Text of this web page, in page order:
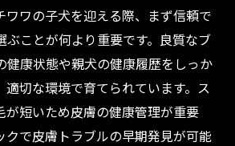
ワワの子犬を迎える際、まず信頼で
ぶことが何より重要です。良質なブ
健康状態や親犬の健康履歴をしっか
適切な環境で育てられています。ス
が短いため皮膚の健康管理が重要
クで皮膚トラブルの早期発見が可能